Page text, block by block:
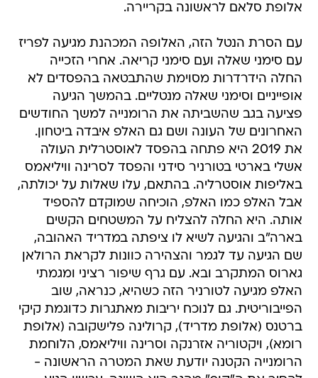
אלופת סלאם לראשונה בקריירה.
עם הסרת הנטל הזה, האלופה המכהנת מגיעה לפריז
עם סימני שאלה ועם סימני קריאה. אחרי הזכייה
החלה הידרדרות מסוימת שהתבטאה בהפסדים לא
אופייניים וסימני שאלה מנטליים. בהמשך הגיעה
פציעה בגב שהשביתה את הרומנייה למשך החודשים
האחרונים של העונה ושם גם האלפ איבדה ביטחון.
את 2019 היא פתחה בהפסד לאוסטרלית העולה
אשלי בארטי בטורניר סידני והפסד לסרינה וויליאמס
באליפות אוסטרליה. בהתאם, עלו שאלות על יכולתה,
אבל האלפ כמו האלפ, הוכיחה שמוקדם להספיד
אותה. היא החלה להצליח על המשטחים הקשים
בארה"ב והגיעה לשיא לו ציפתה במדריד האהובה,
שם הגיעה עד לגמר והצהירה כוונות לקראת הרולאן
גארוס המתקרב ובא. עם גרף שיפור רציני ומגמתי
האלפ מגיעה לטורניר הזה כשהיא, כנראה, שוב
הפייבוריטית. גם לנוכח יריבות מאתגרות כדוגמת קיקי
ברטנס (אלופת מדריד), קרולינה פלישקובה (אלופת
רומא), ויקטוריה אזרנקה וסרינה וויליאמס, הלוחמת
הרומנייה הקטנה יודעת שאת המטרה הראשונה -